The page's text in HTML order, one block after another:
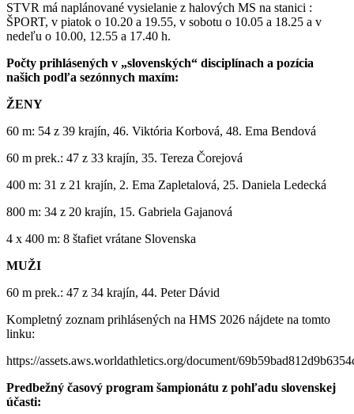
STVR má naplánované vysielanie z halových MS na stanici :
ŠPORT, v piatok o 10.20 a 19.55, v sobotu o 10.05 a 18.25 a v
nedeľu o 10.00, 12.55 a 17.40 h.
Počty prihlásených v „slovenských“ disciplínach a pozícia
našich podľa sezónnych maxím:
ŽENY
60 m: 54 z 39 krajín, 46. Viktória Korbová, 48. Ema Bendová
60 m prek.: 47 z 33 krajín, 35. Tereza Čorejová
400 m: 31 z 21 krajín, 2. Ema Zapletalová, 25. Daniela Ledecká
800 m: 34 z 20 krajín, 15. Gabriela Gajanová
4 x 400 m: 8 štafiet vrátane Slovenska
MUŽI
60 m prek.: 47 z 34 krajín, 44. Peter Dávid
Kompletný zoznam prihlásených na HMS 2026 nájdete na tomto
linku:
https://assets.aws.worldathletics.org/document/
Predbežný časový program šampionátu z pohľadu slovenskej
účasti: